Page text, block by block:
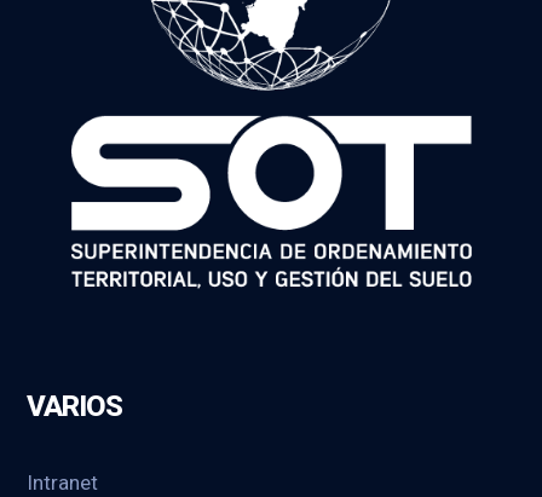
VARIOS
Intranet